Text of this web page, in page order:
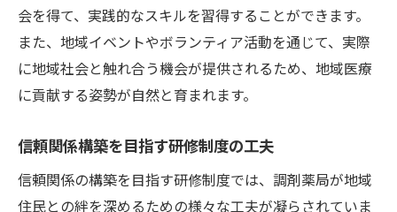
会を得て、実践的なスキルを習得することができます。
また、地域イベントやボランティア活動を通じて、実際
に地域社会と触れ合う機会が提供されるため、地域医療
に貢献する姿勢が自然と育まれます。
信頼関係構築を目指す研修制度の工夫
信頼関係の構築を目指す研修制度では、調剤薬局が地域
住民との絆を深めるための様々な工夫が凝らされていま